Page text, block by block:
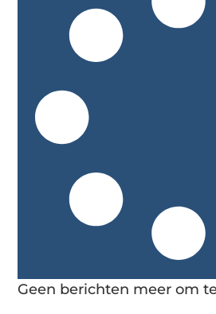
Geen berichten meer om